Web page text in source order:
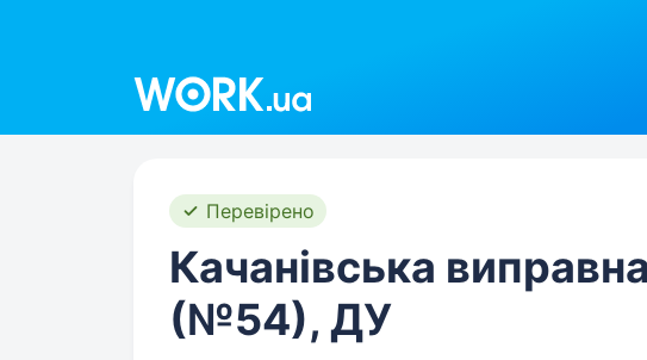
Перевірено
Качанівська
(№54), ДУ